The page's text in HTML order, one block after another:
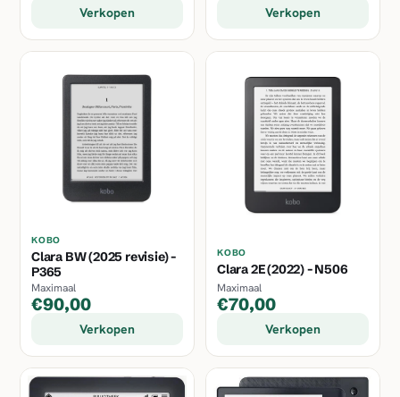
Verkopen Verkopen
KOBO
Clara BW (2025 revisie) -
P365
Maximaal
€90,00
Verkopen
KOBO
Clara 2E (2022) - N506
Maximaal
€70,00
Verkopen